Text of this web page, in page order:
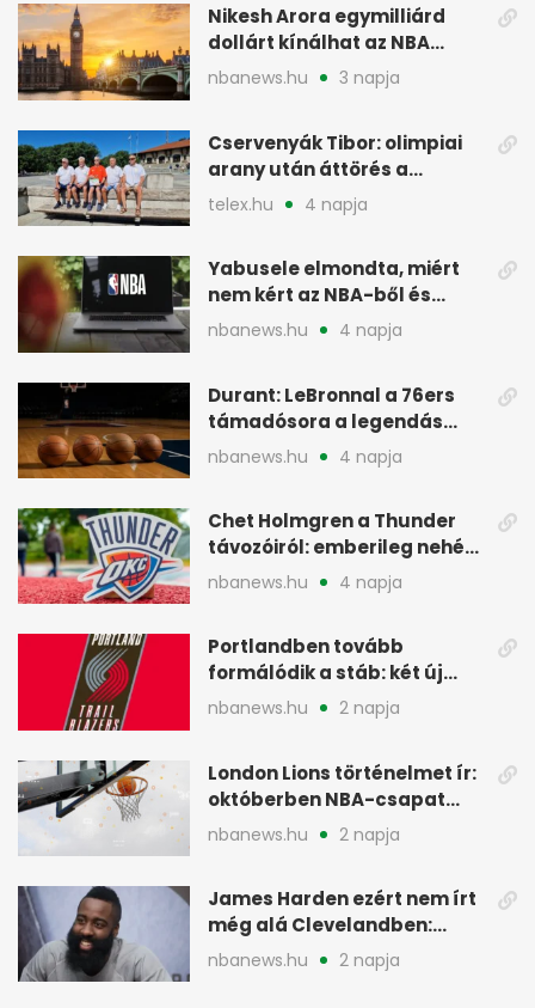
Nikesh Arora egymilliárd
dollárt kínálhat az NBA
Europe londoni csapatáért
nbanews.hu 3 napja
Cservenyák Tibor: olimpiai
arany után áttörés a
rákkutatásban
telex.hu 4 napja
Yabusele elmondta, miért
nem kért az NBA-ből és
miért jött Európába
nbanews.hu 4 napja
Durant: LeBronnal a 76ers
támadósora a legendás
Warriorsra emlékeztet
nbanews.hu 4 napja
Chet Holmgren a Thunder
távozóiról: emberileg nehéz,
de bízik
nbanews.hu 4 napja
Portlandben tovább
formálódik a stáb: két új
szakember a Blazersnél
nbanews.hu 2 napja
London Lions történelmet ír:
októberben NBA-csapat
ellen lép pályára
nbanews.hu 2 napja
James Harden ezért nem írt
még alá Clevelandben:
pénzügyi okok
nbanews.hu 2 napja